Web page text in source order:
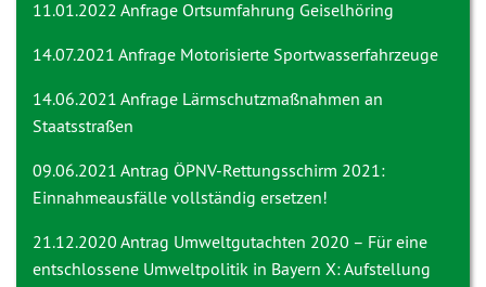
11.01.2022 Anfrage Ortsumfahrung Geiselhöring
14.07.2021 Anfrage Motorisierte Sportwasserfahrzeuge
14.06.2021 Anfrage Lärmschutzmaßnahmen an
Staatsstraßen
09.06.2021 Antrag ÖPNV-Rettungsschirm 2021:
Einnahmeausfälle vollständig ersetzen!
21.12.2020 Antrag Umweltgutachten 2020 – Für eine
entschlossene Umweltpolitik in Bayern X: Aufstellung